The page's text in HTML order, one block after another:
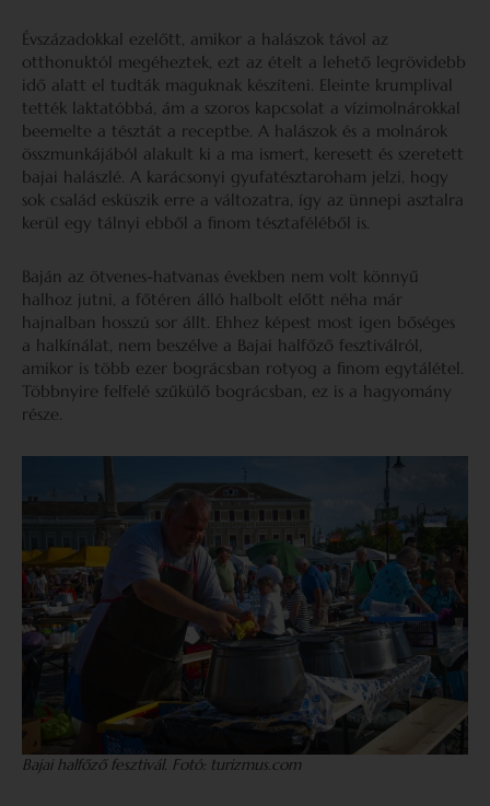
Évszázadokkal ezelőtt, amikor a halászok távol az
otthonuktól megéheztek, ezt az ételt a lehető legrövidebb
idő alatt el tudták maguknak készíteni. Eleinte krumplival
tették laktatóbbá, ám a szoros kapcsolat a vízimolnárokkal
beemelte a tésztát a receptbe. A halászok és a molnárok
összmunkájából alakult ki a ma ismert, keresett és szeretett
bajai halászlé. A karácsonyi gyufatésztaroham jelzi, hogy
sok család esküszik erre a változatra, így az ünnepi asztalra
kerül egy tálnyi ebből a finom tésztaféléből is.
Baján az ötvenes-hatvanas években nem volt könnyű
halhoz jutni, a főtéren álló halbolt előtt néha már
hajnalban hosszú sor állt. Ehhez képest most igen bőséges
a halkínálat, nem beszélve a Bajai halfőző fesztiválról,
amikor is több ezer bográcsban rotyog a finom egytálétel.
Többnyire felfelé szűkülő bográcsban, ez is a hagyomány
része.
Bajai halfőző fesztivál. Fotó: turizmus.com